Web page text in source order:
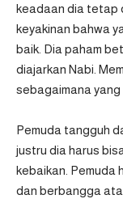
keadaan dia tetap
keyakinan bahwa
baik. Dia paham
diajarkan Nabi.
sebagaimana yang
Pemuda tangguh
justru dia harus
kebaikan. Pemuda
dan berbangga